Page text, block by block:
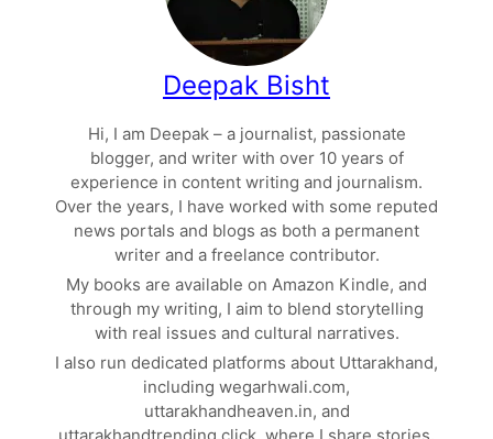
Deepak Bisht
Hi, I am Deepak – a journalist, passionate
blogger, and writer with over 10 years of
experience in content writing and journalism.
Over the years, I have worked with some reputed
news portals and blogs as both a permanent
writer and a freelance contributor.
My books are available on Amazon Kindle, and
through my writing, I aim to blend storytelling
with real issues and cultural narratives.
I also run dedicated platforms about Uttarakhand,
including wegarhwali.com,
uttarakhandheaven.in, and